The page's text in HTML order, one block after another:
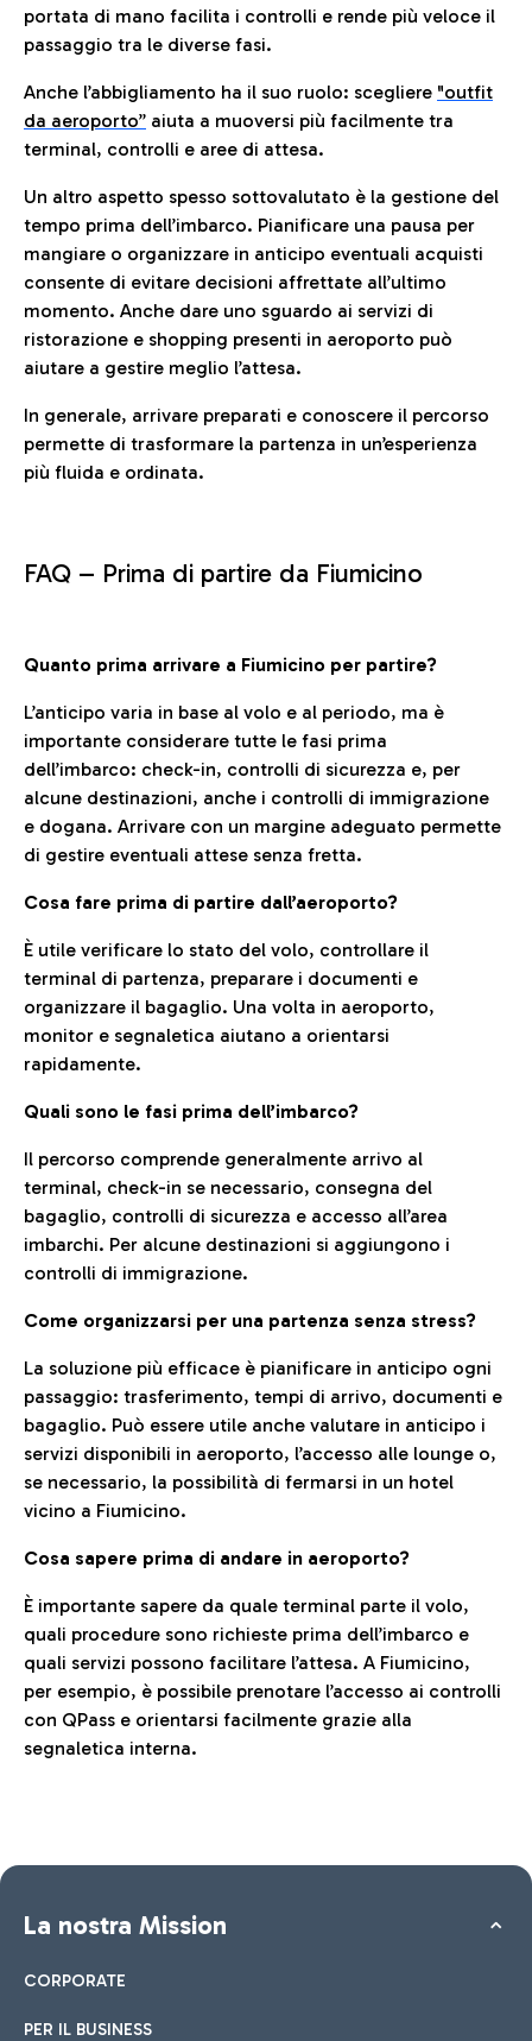
portata di mano facilita i controlli e rende più veloce il
passaggio tra le diverse fasi.
Anche l’abbigliamento ha il suo ruolo: scegliere "outfit
da aeroporto” aiuta a muoversi più facilmente tra
terminal, controlli e aree di attesa.
Un altro aspetto spesso sottovalutato è la gestione del
tempo prima dell’imbarco. Pianificare una pausa per
mangiare o organizzare in anticipo eventuali acquisti
consente di evitare decisioni affrettate all’ultimo
momento. Anche dare uno sguardo ai servizi di
ristorazione e shopping presenti in aeroporto può
aiutare a gestire meglio l’attesa.
In generale, arrivare preparati e conoscere il percorso
permette di trasformare la partenza in un’esperienza
più fluida e ordinata.
FAQ – Prima di partire da Fiumicino
Quanto prima arrivare a Fiumicino per partire?
L’anticipo varia in base al volo e al periodo, ma è
importante considerare tutte le fasi prima
dell’imbarco: check-in, controlli di sicurezza e, per
alcune destinazioni, anche i controlli di immigrazione
e dogana. Arrivare con un margine adeguato permette
di gestire eventuali attese senza fretta.
Cosa fare prima di partire dall’aeroporto?
È utile verificare lo stato del volo, controllare il
terminal di partenza, preparare i documenti e
organizzare il bagaglio. Una volta in aeroporto,
monitor e segnaletica aiutano a orientarsi
rapidamente.
Quali sono le fasi prima dell’imbarco?
Il percorso comprende generalmente arrivo al
terminal, check-in se necessario, consegna del
bagaglio, controlli di sicurezza e accesso all’area
imbarchi. Per alcune destinazioni si aggiungono i
controlli di immigrazione.
Come organizzarsi per una partenza senza stress?
La soluzione più efficace è pianificare in anticipo ogni
passaggio: trasferimento, tempi di arrivo, documenti e
bagaglio. Può essere utile anche valutare in anticipo i
servizi disponibili in aeroporto, l’accesso alle lounge o,
se necessario, la possibilità di fermarsi in un hotel
vicino a Fiumicino.
Cosa sapere prima di andare in aeroporto?
È importante sapere da quale terminal parte il volo,
quali procedure sono richieste prima dell’imbarco e
quali servizi possono facilitare l’attesa. A Fiumicino,
per esempio, è possibile prenotare l’accesso ai controlli
con QPass e orientarsi facilmente grazie alla
segnaletica interna.
La nostra Mission
CORPORATE
PER IL BUSINESS